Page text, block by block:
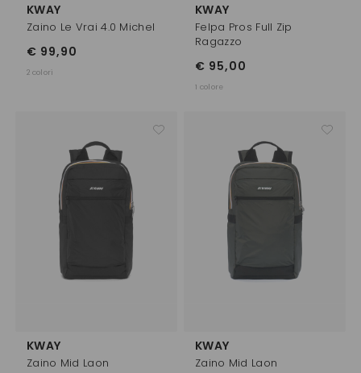
KWAY
Zaino Le Vrai 4.0 Michel
€ 99,90
2 colori
KWAY
Felpa Pros Full Zip
Ragazzo
€ 95,00
1 colore
KWAY
Zaino Mid Laon
KWAY
Zaino Mid Laon